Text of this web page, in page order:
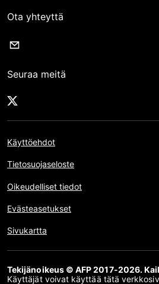
Ota yhteyttä
Seuraa meitä
Käyttöehdot
Tietosuojaseloste
Oikeudelliset tiedot
Evästeasetukset
Sivukartta
Tekijänoikeus © AFP 2017-2026.
Käyttäjät voivat käyttää tätä